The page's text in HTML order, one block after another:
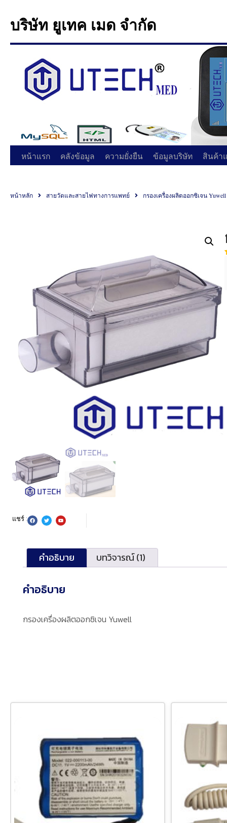
บริษัท ยูเทค เมด จำกัด
หน้าแรก คลังข้อมูล ความยั่งยืน ข้อมูลบริษัท สินค้า
หน้าหลัก สายวัดและสายไฟทางการแพทย์ กรองเครื่องผลิตออกซิเจน Yuwell
แชร์ :
คำอธิบาย บทวิจารณ์ (1)
คำอธิบาย
กรองเครื่องผลิตออกซิเจน Yuwell